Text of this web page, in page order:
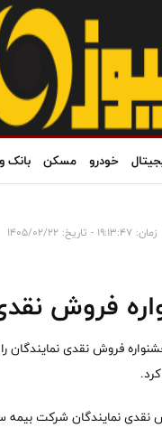
خودرو مسکن بانک
زمان: ۱۹:۱۳:۴۷ - تاریخ: ۱۴۰۵/۰۲/۲۲
فروش
فروش نقدی نمایندگان